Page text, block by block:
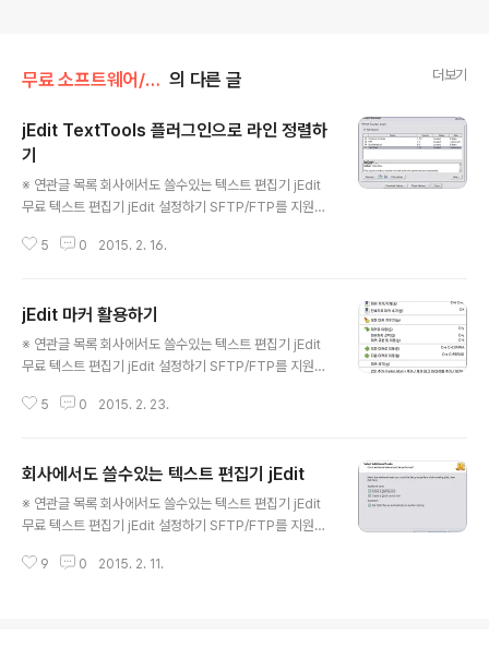
무료 소프트웨어/사용자 도구 의 다른 글 더보기
jEdit TextTools 플러그인으로 라인 정렬하
기
※ 연관글 목록 회사에서도 쓸수있는 텍스트 편집기 jEdit
무료 텍스트 편집기 jEdit 설정하기 SFTP/FTP를 지원하
으로 라인 정렬하기 jEdit 마커 활용하기 jEdit 액션 스크립
기능 활용하기 jEdit 검색 활용과 정규식 jEdit 추가 편집
기능 사용하기 jEdit 묶음과 접기 기능 사용하기 BeanSh
ell과 매크로, 문제 해결 도구 활용하기 - jEdit 무료 텍스트
으로 지난 포스팅에서는 FTP 플러그인을 가지고 서버..
5 0 2015. 2. 16.
jEdit 마커 활용하기
※ 연관글 목록 회사에서도 쓸수있는 텍스트 편집기 jEdit
무료 텍스트 편집기 jEdit 설정하기 SFTP/FTP를 지원하
으로 라인 정렬하기 jEdit 마커 활용하기 jEdit 액션 스크립
기능 활용하기 jEdit 검색 활용과 정규식 jEdit 추가 편집
기능 사용하기 jEdit 묶음과 접기 기능 사용하기 BeanSh
ell과 매크로, 문제 해결 도구 활용하기 - jEdit 무료 텍스트
이동할 위치 또는 특정 위치를 표시해두고 싶을 때 사용하
5 0 2015. 2. 23.
회사에서도 쓸수있는 텍스트 편집기 jEdit
※ 연관글 목록 회사에서도 쓸수있는 텍스트 편집기 jEdit
무료 텍스트 편집기 jEdit 설정하기 SFTP/FTP를 지원하
으로 라인 정렬하기 jEdit 마커 활용하기 jEdit 액션 스크립
9 0 2015. 2. 11.